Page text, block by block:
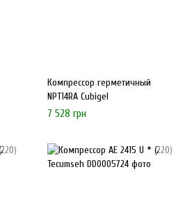
Компрессор герметичный
NPT14RA Cubigel
7 528 грн